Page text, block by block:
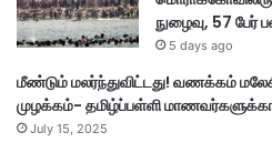
நுழைவு, 57 பேர்
5 days ago
மீண்டும் மலர்ந்துவிட்டது! வணக்கம்
முழக்கம்- தமிழ்ப்பள்ளி
July 15, 2025